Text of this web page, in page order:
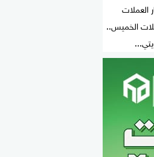
العملات
الخميس..